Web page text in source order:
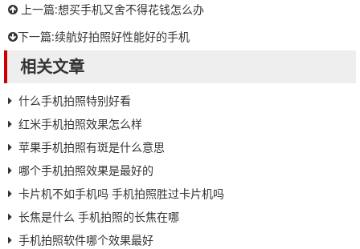
上一篇:想买手机又舍不得花钱怎么办
下一篇:续航好拍照好性能好的手机
相关文章
什么手机拍照特别好看
红米手机拍照效果怎么样
苹果手机拍照有斑是什么意思
哪个手机拍照效果是最好的
卡片机不如手机吗 手机拍照胜过卡片机吗
长焦是什么 手机拍照的长焦在哪
手机拍照软件哪个效果最好